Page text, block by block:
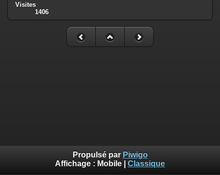
Visites
1406
Propulsé par Piwigo
Affichage : Mobile Classique